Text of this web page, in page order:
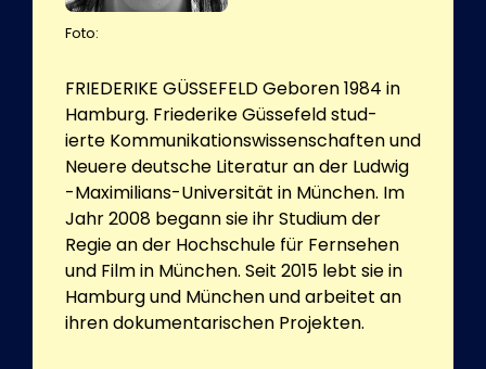
Foto:
FRIEDERIKE GÜSSEFELD Geboren 1984 in
Hamburg. Friederike Güssefeld stud-
ierte Kommunikationswissenschaften und
Neuere deutsche Literatur an der Ludwig
-Maximilians-Universität in München. Im
Jahr 2008 begann sie ihr Studium der
Regie an der Hochschule für Fernsehen
und Film in München. Seit 2015 lebt sie in
Hamburg und München und arbeitet an
ihren dokumentarischen Projekten.